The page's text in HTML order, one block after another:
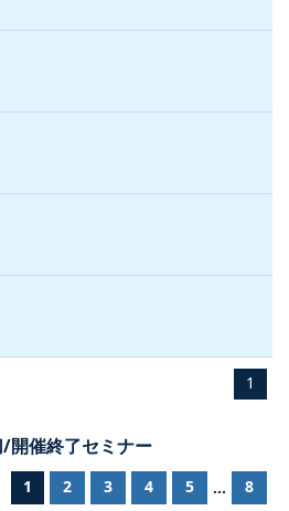
1
開催終了セミナー
1 2 3 4 5 ... 8